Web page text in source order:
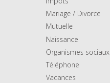
Mariage / Divorce
Mutuelle
Naissance
Organismes sociaux
Téléphone
Vacances